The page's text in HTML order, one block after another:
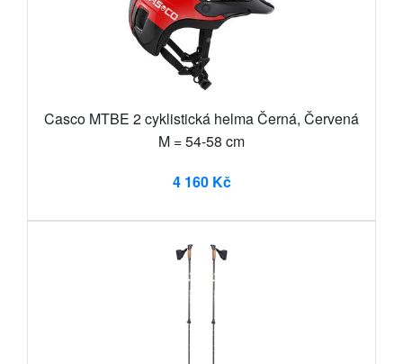
Casco MTBE 2 cyklistická helma Černá, Červená
M = 54-58 cm
4 160 Kč